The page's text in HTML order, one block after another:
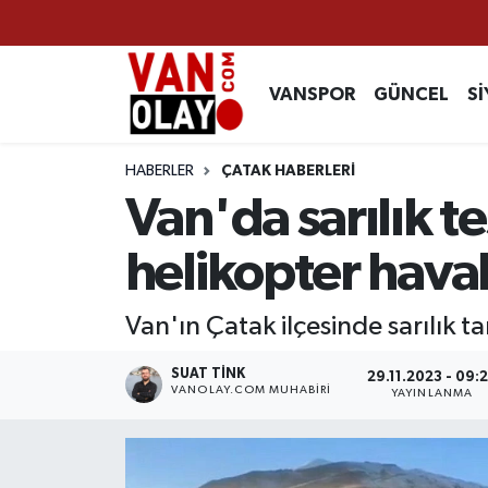
VANSPOR GÜNCEL
HABERLER ÇATAK HABERLERİ
Van'da sarılık
helikopter
Van'ın Çatak ilçesinde sarılık
SUAT TINK
VANOLAY.COM MUHABIRI
29.11.2023 -
YAYINLANMA
Vanspor
Ekonomi
Van Nöbetçi Eczaneler
Van Hava Durumu
Van Trafik Yoğunluk Haritası
Süper Lig Puan Durumu ve Fikstür